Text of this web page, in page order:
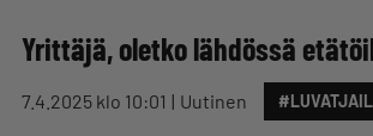
Yrittäjä, oletko lähdössä
7.4.2025 klo 10:01 Uutinen